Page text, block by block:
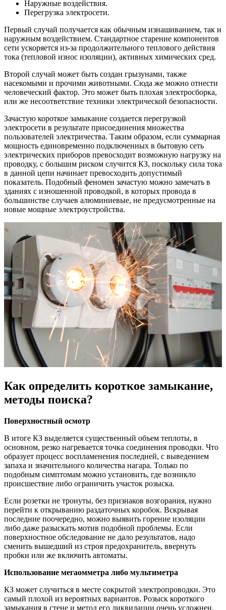
Наружные воздействия.
Перегрузка электросети.
Первый случай получается как обычным изнашиванием, так и
наружным воздействием. Стандартное старение компонентов
сети ускоряется из-за продолжительного теплового действия
тока (тепловой износ изоляции), активных химических сред.
Второй случай может быть создан грызунами, также
насекомыми и прочими животными. Сюда же можно отнести
человеческий фактор. Это может быть плохая электросборка,
или же несоответствие техники электрической безопасности.
Зачастую короткое замыкание создается перегрузкой
электросети в результате присоединения множества
пользователей электричества. Таким образом, если суммарная
мощность единовременно подключенных в бытовую сеть
электрических приборов превосходит возможную нагрузку на
проводку, с большим риском случится КЗ, поскольку сила тока
в данной цепи начинает превосходить допустимый
показатель. Подобный феномен зачастую можно замечать в
зданиях с изношенной проводкой, в которых провода в
большинстве случаев алюминиевые, не предусмотренные на
новые мощные электроустройства.
Как определить короткое замыкание,
методы поиска?
Поверхностный осмотр
В итоге КЗ выделяется существенный объем теплоты, в
основном, резко нагревается точка соединения проводки. Что
образует процесс воспламенения последней, с выведением
запаха и значительного количества нагара. Только по
подобным симптомам можно установить, где возникло
происшествие либо ограничить участок розыска.
Если розетки не тронуты, без признаков возгорания, нужно
перейти к открыванию раздаточных коробок. Вскрывая
последние поочередно, можно выявить горение изоляции
либо даже разыскать мотив подобной проблемы. Если
поверхностное обследование не дало результатов, надо
сменить вышедший из строя предохранитель, ввернуть
пробки или же включить автоматы.
Использование мегаомметра либо мультиметра
КЗ может случиться в месте сокрытой электропроводки. Это
самый плохой из вероятных вариантов. Розыск короткого
замыкания в стене и метод его ликвидации очень усложнен.